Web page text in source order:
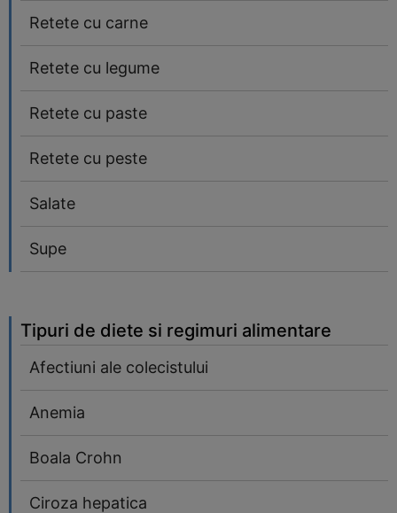
Retete cu carne
Retete cu legume
Retete cu paste
Retete cu peste
Salate
Supe
Tipuri de diete si regimuri alimentare
Afectiuni ale colecistului
Anemia
Boala Crohn
Ciroza hepatica